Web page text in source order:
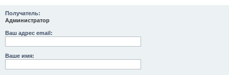
Получатель:
Администратор
Ваш адрес email:
Ваше имя: